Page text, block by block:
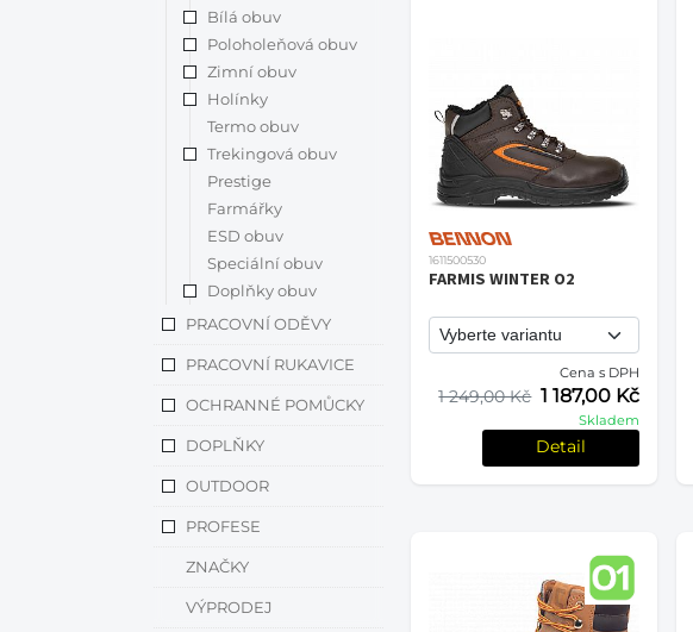
Bílá obuv
Poloholeňová obuv
Zimní obuv
Holínky
Termo obuv
Trekingová obuv
Prestige
Farmářky
ESD obuv
Speciální obuv
Doplňky obuv
PRACOVNÍ ODĚVY
PRACOVNÍ RUKAVICE
OCHRANNÉ POMŮCKY
DOPLŇKY
OUTDOOR
PROFESE
ZNAČKY
VÝPRODEJ
1611500530
FARMIS WINTER O2
Cena s DPH
1 249,00 Kč 1 187,00 Kč
Skladem
Detail